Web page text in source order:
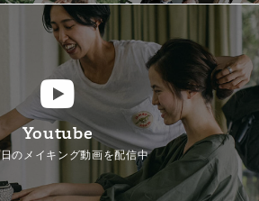
Youtube
のメイキング動画を配信中